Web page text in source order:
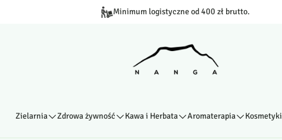
Minimum logistyczne od 400 zł brutto.
Zielarnia Zdrowa żywność Kawa i Herbata Aromaterapia Kosmetyki